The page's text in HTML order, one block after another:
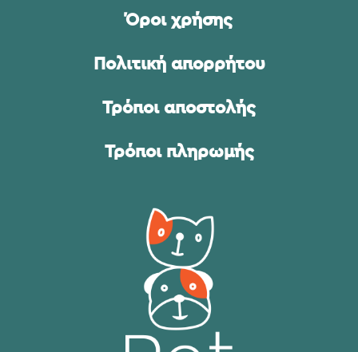
Όροι χρήσης
Πολιτική απορρήτου
Τρόποι αποστολής
Τρόποι πληρωμής